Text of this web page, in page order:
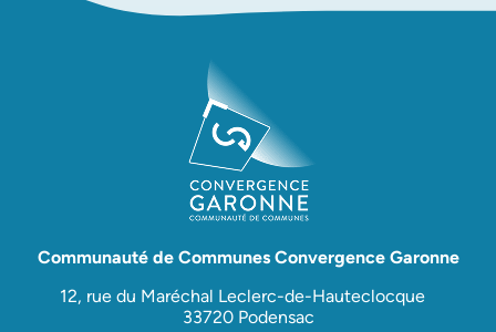
Communauté de Communes Convergence Garonne
12, rue du Maréchal Leclerc-de-Hauteclocque
33720 Podensac